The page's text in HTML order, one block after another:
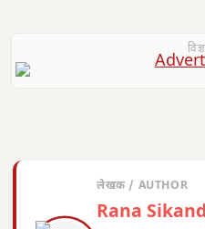
लेखक / AUTHOR
Rana